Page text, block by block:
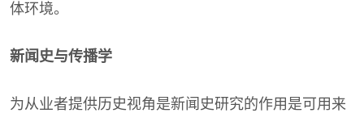
体环境。
新闻史与传播学
为从业者提供历史视角是新闻史研究的作用是可用来